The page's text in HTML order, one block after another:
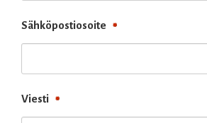
Sähköpostiosoite
Viesti